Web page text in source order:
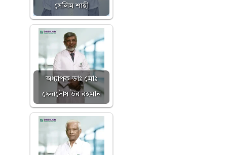
সেলিম শাহী
অধ্যাপক ডাঃ মোঃ
ফেরদৌস উর রহমান